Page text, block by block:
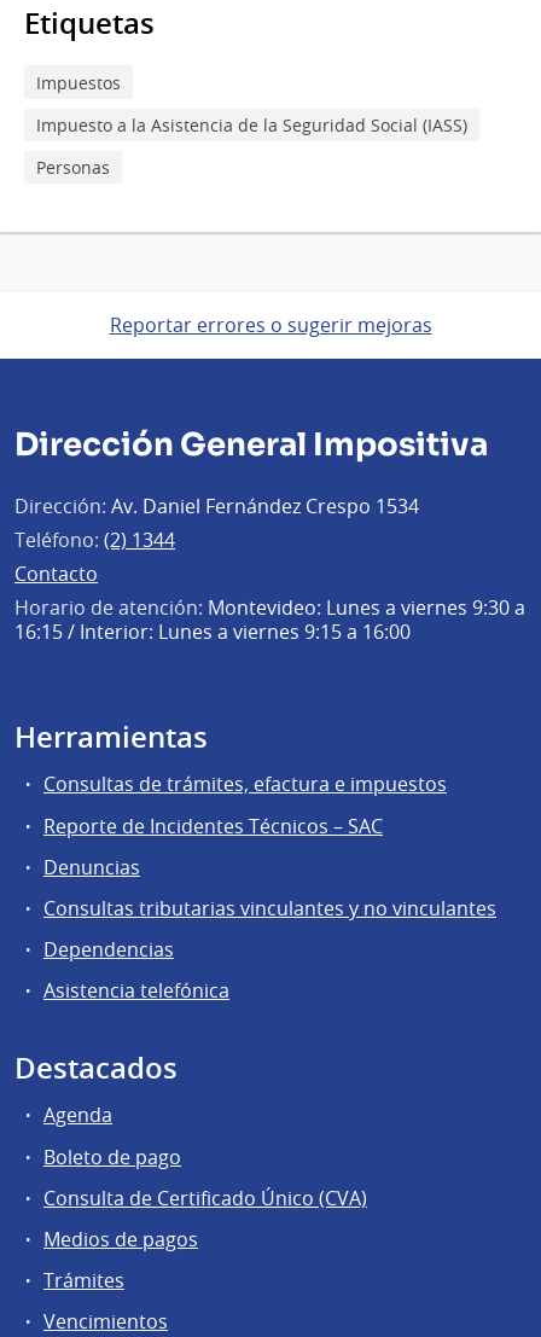
Etiquetas
Impuestos
Impuesto a la Asistencia de la Seguridad Social (IASS)
Personas
Reportar errores o sugerir mejoras
Dirección General Impositiva
Dirección: Av. Daniel Fernández Crespo 1534
Teléfono: (2) 1344
Contacto
Horario de atención: Montevideo: Lunes a viernes 9:30 a
16:15 / Interior: Lunes a viernes 9:15 a 16:00
Herramientas
Consultas de trámites, efactura e impuestos
Reporte de Incidentes Técnicos – SAC
Denuncias
Consultas tributarias vinculantes y no vinculantes
Dependencias
Asistencia telefónica
Destacados
Agenda
Boleto de pago
Consulta de Certificado Único (CVA)
Medios de pagos
Trámites
Vencimientos